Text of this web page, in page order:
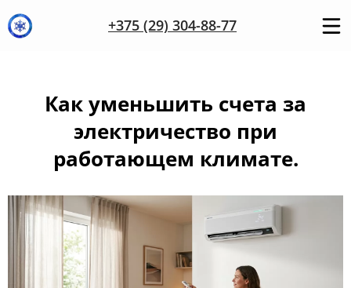
+375 (29) 304-88-77
Как уменьшить счета за
электричество при
работающем климате.